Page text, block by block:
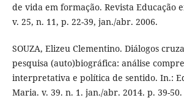
de vida em formação. Revista Educação
v. 25, n. 11, p. 22-39, jan./abr. 2006.
SOUZA, Elizeu Clementino. Diálogos
pesquisa (auto)biográfica: análise
interpretativa e política de sentido. In.:
Maria. v. 39. n. 1. jan./abr. 2014. p. 39-50.